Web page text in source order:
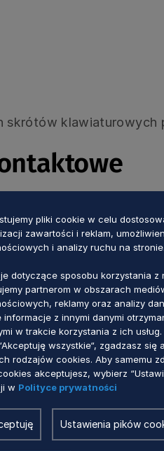
skrótów klawiaturowych
możesz
z
Województwa
lub jakiegoś ich
na przykład przez
pliki cookie w celu
zawartości i reklam,
i analizy ruchu na stronie.
dotyczące sposobu korzystania z
partnerom w obszarach
reklamy oraz analizy
informacje z innymi danymi
w trakcie korzystania z ich usług.
wszystkie“, zgadzasz się
rodzajów cookies. Aby samemu
akceptujesz, wybierz
w Polityce prywatności
Ustawienia pików